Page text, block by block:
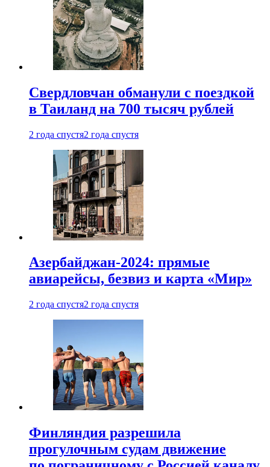
Свердловчан обманули с поездкой
в Таиланд на 700 тысяч рублей
2 года спустя2 года спустя
Азербайджан-2024: прямые
авиарейсы, безвиз и карта «Мир»
2 года спустя2 года спустя
Финляндия разрешила
прогулочным судам движение